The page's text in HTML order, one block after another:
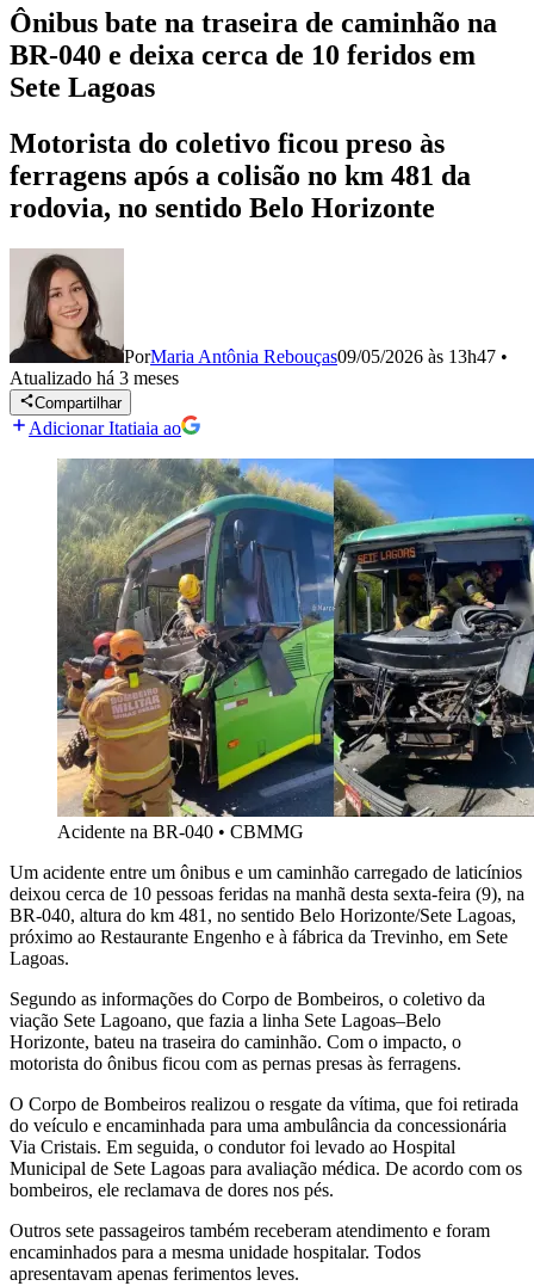
Ônibus bate na traseira de caminhão na
BR-040 e deixa cerca de 10 feridos em
Sete Lagoas
Motorista do coletivo ficou preso às
ferragens após a colisão no km 481 da
rodovia, no sentido Belo Horizonte
PorMaria Antônia Rebouças09/05/2026 às 13h47 •
Atualizado há 3 meses
Compartilhar
Adicionar Itatiaia ao
Acidente na BR-040 • CBMMG
Um acidente entre um ônibus e um caminhão carregado de laticínios
deixou cerca de 10 pessoas feridas na manhã desta sexta-feira (9), na
BR-040, altura do km 481, no sentido Belo Horizonte/Sete Lagoas,
próximo ao Restaurante Engenho e à fábrica da Trevinho, em Sete
Lagoas.
Segundo as informações do Corpo de Bombeiros, o coletivo da
viação Sete Lagoano, que fazia a linha Sete Lagoas–Belo
Horizonte, bateu na traseira do caminhão. Com o impacto, o
motorista do ônibus ficou com as pernas presas às ferragens.
O Corpo de Bombeiros realizou o resgate da vítima, que foi retirada
do veículo e encaminhada para uma ambulância da concessionária
Via Cristais. Em seguida, o condutor foi levado ao Hospital
Municipal de Sete Lagoas para avaliação médica. De acordo com os
bombeiros, ele reclamava de dores nos pés.
Outros sete passageiros também receberam atendimento e foram
encaminhados para a mesma unidade hospitalar. Todos
apresentavam apenas ferimentos leves.